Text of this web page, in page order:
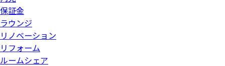
保証金
ラウンジ
リノベーション
リフォーム
ルームシェア